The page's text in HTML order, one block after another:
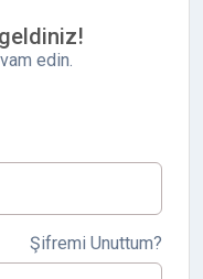
edin.
Şifremi Unuttum?